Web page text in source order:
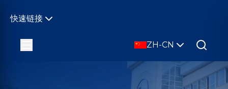
快速链接
ZH-CN